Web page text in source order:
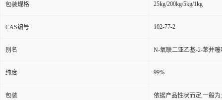
包装规格 25kg/200kg/5kg/1kg
CAS编号 102-77-2
别名 N-氧联二亚乙基-2-苯并
纯度 99%
包装 依据产品性状而定,一般